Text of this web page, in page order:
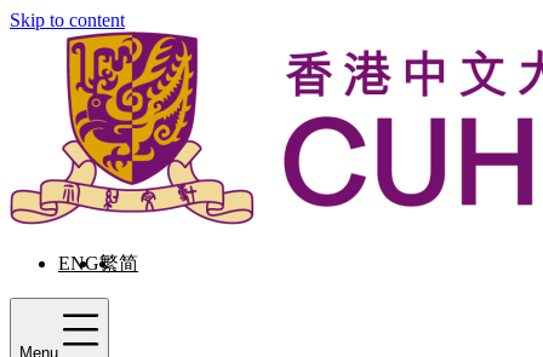
Skip to content
ENG繁简
Menu